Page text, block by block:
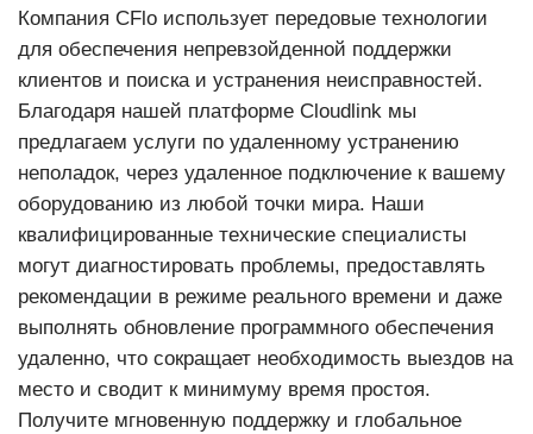
Компания CFlo использует передовые технологии
для обеспечения непревзойденной поддержки
клиентов и поиска и устранения неисправностей.
Благодаря нашей платформе Cloudlink мы
предлагаем услуги по удаленному устранению
неполадок, через удаленное подключение к вашему
оборудованию из любой точки мира. Наши
квалифицированные технические специалисты
могут диагностировать проблемы, предоставлять
рекомендации в режиме реального времени и даже
выполнять обновление программного обеспечения
удаленно, что сокращает необходимость выездов на
место и сводит к минимуму время простоя.
Получите мгновенную поддержку и глобальное